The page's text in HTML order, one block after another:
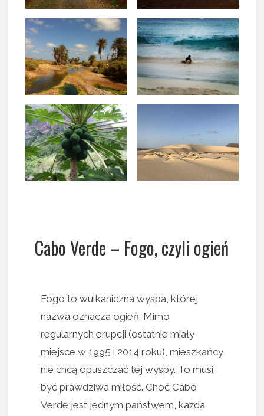
Cabo Verde – Fogo, czyli ogień
Fogo to wulkaniczna wyspa, której
nazwa oznacza ogień. Mimo
regularnych erupcji (ostatnie miały
miejsce w 1995 i 2014 roku), mieszkańcy
nie chcą opuszczać tej wyspy. To musi
być prawdziwa miłość. Choć Cabo
Verde jest jednym państwem, każda